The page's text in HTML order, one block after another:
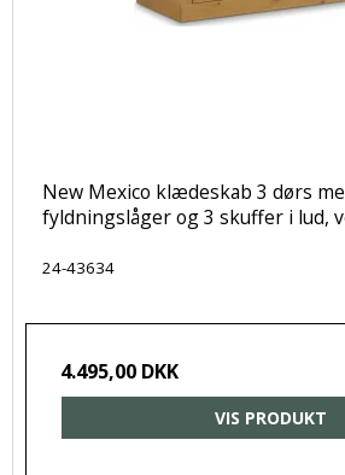
New Mexico klædeskab 3 dørs
fyldningslåger og 3 skuffer i lud,
24-43634
4.495,00 DKK
VIS PRODUKT